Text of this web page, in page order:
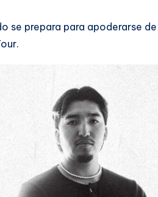
se prepara para apoderarse de